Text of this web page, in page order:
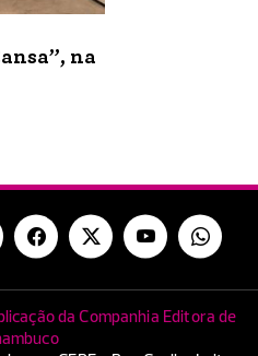
na
da Companhia Editora de